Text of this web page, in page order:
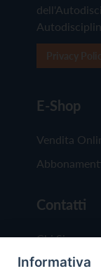
E-Shop
Vendita
Abbonamenti
Contatti
Chi Siamo
Redazione
Informativa